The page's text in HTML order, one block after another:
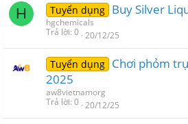
H Tuyển dụng Buy Silver
hgchemicals
Trả lời 0 20/12/25
Tuyển dụng Chơi phỏm
2025
aw8vietnamorg
Trả lời 0 20/12/25